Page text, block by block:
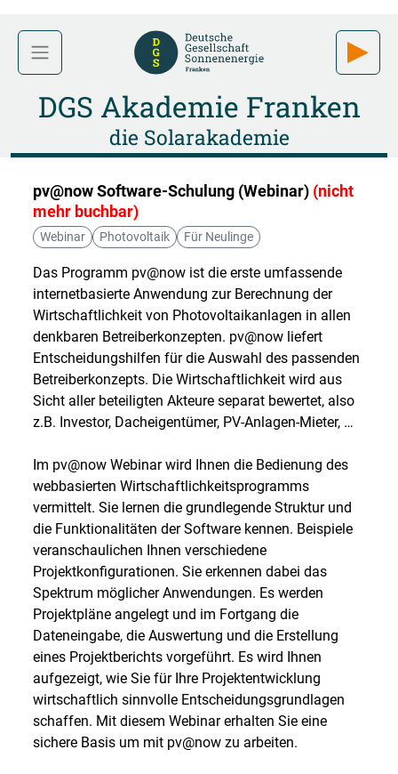
DGS Akademie Franken
die Solarakademie
pv@now Software-Schulung (Webinar) (nicht
mehr buchbar)
Webinar Photovoltaik Für Neulinge
Das Programm pv@now ist die erste umfassende
internetbasierte Anwendung zur Berechnung der
Wirtschaftlichkeit von Photovoltaikanlagen in allen
denkbaren Betreiberkonzepten. pv@now liefert
Entscheidungshilfen für die Auswahl des passenden
Betreiberkonzepts. Die Wirtschaftlichkeit wird aus
Sicht aller beteiligten Akteure separat bewertet, also
z.B. Investor, Dacheigentümer, PV-Anlagen-Mieter, …
Im pv@now Webinar wird Ihnen die Bedienung des
webbasierten Wirtschaftlichkeitsprogramms
vermittelt. Sie lernen die grundlegende Struktur und
die Funktionalitäten der Software kennen. Beispiele
veranschaulichen Ihnen verschiedene
Projektkonfigurationen. Sie erkennen dabei das
Spektrum möglicher Anwendungen. Es werden
Projektpläne angelegt und im Fortgang die
Dateneingabe, die Auswertung und die Erstellung
eines Projektberichts vorgeführt. Es wird Ihnen
aufgezeigt, wie Sie für Ihre Projektentwicklung
wirtschaftlich sinnvolle Entscheidungsgrundlagen
schaffen. Mit diesem Webinar erhalten Sie eine
sichere Basis um mit pv@now zu arbeiten.